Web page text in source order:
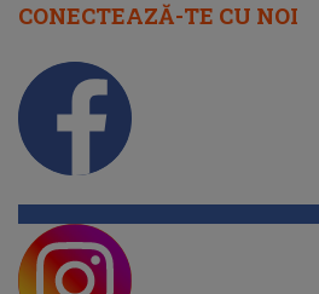
CONECTEAZĂ-TE CU NOI